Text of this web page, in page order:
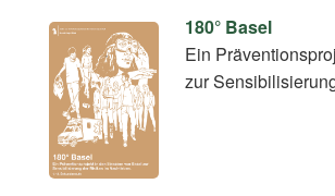
180° Basel
Ein
zur